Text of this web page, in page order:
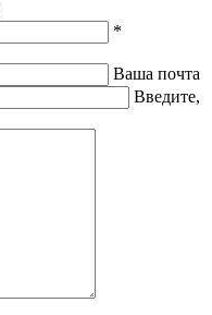
*
Ваша почта
Введите,